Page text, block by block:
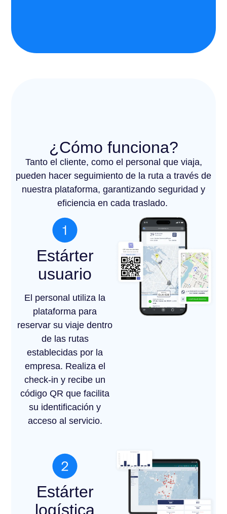
¿Cómo funciona?
Tanto el cliente, como el personal que viaja,
pueden hacer seguimiento de la ruta a través de
nuestra plataforma, garantizando seguridad y
eficiencia en cada traslado.
Estárter
usuario
El personal utiliza la
plataforma para
reservar su viaje dentro
de las rutas
establecidas por la
empresa. Realiza el
check-in y recibe un
código QR que facilita
su identificación y
acceso al servicio.
Estárter
logística